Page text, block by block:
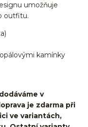
umožňuje
outfitu.
kamínky
v
je zdarma při
ve variantách,